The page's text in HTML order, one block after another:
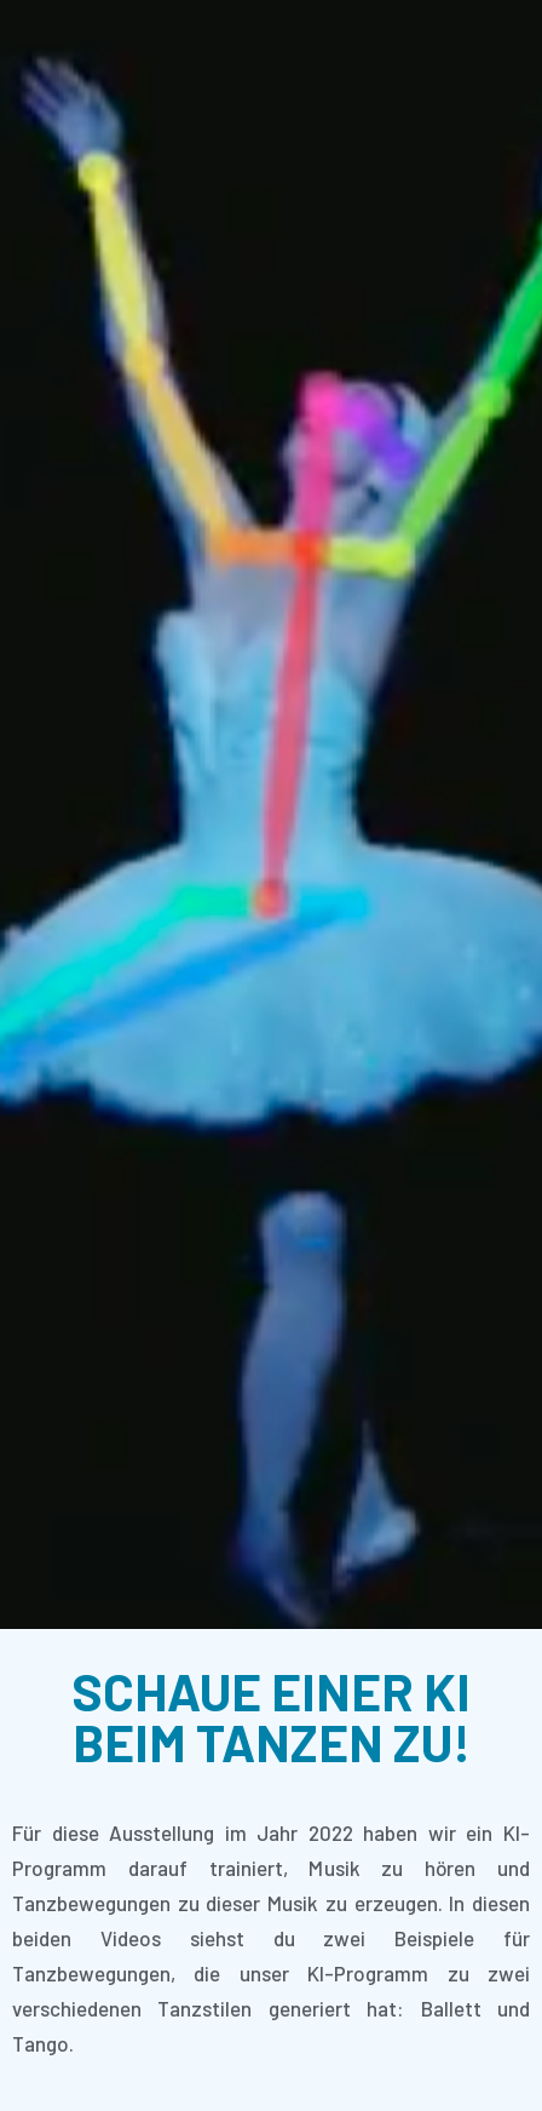
SCHAUE EINER KI
BEIM TANZEN ZU!
Für diese Ausstellung im Jahr 2022 haben wir ein KI-
Programm darauf trainiert, Musik zu hören und
Tanzbewegungen zu dieser Musik zu erzeugen. In diesen
beiden Videos siehst du zwei Beispiele für
Tanzbewegungen, die unser KI-Programm zu zwei
verschiedenen Tanzstilen generiert hat: Ballett und
Tango.